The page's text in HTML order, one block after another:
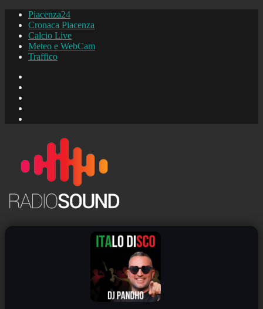
Piacenza24
Cronaca Piacenza
Calcio Live
Meteo e WebCam
Traffico